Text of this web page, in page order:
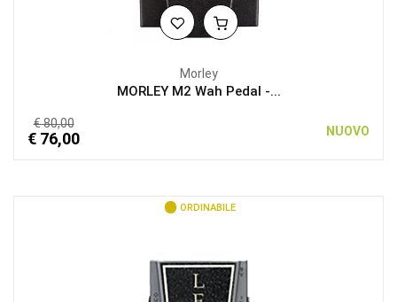
Morley
MORLEY M2 Wah Pedal -...
€ 80,00
€ 76,00 NUOVO
ORDINABILE